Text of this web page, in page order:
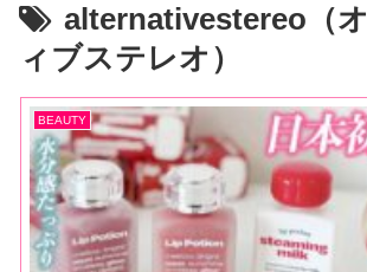
alternativestereo（
ィブステレオ）
BEAUTY